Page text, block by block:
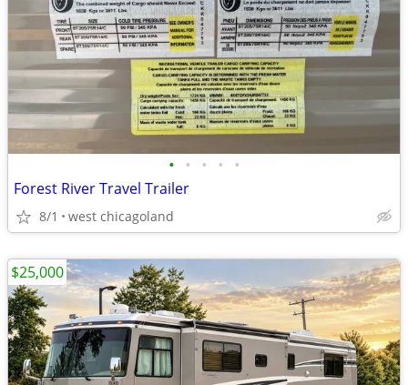
• • • • •
Forest River Travel Trailer
8/1 west chicagoland
$25,000